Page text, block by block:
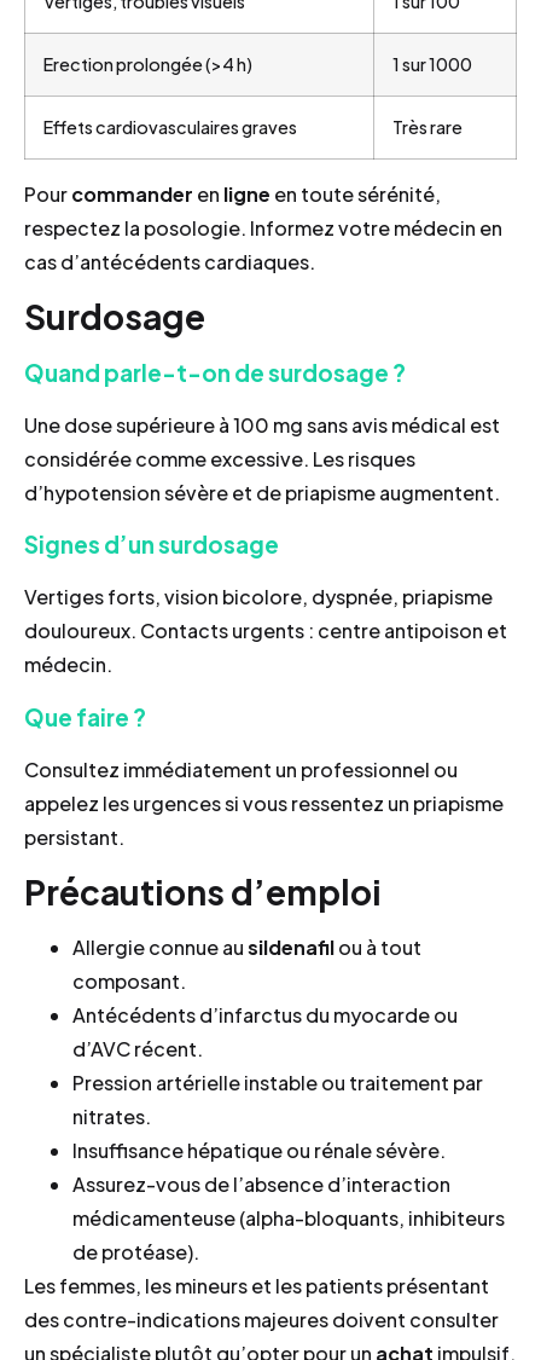
Erection prolongée (>4 h) 1 sur 1000
Effets cardiovasculaires graves Très rare
Pourcommander en ligne en toute sérénité,
respectez la posologie. Informez votre médecin en
cas d’antécédents cardiaques.
Surdosage
Quand parle-t-on de surdosage ?
Une dose supérieure à 100 mg sans avis médical est
considérée comme excessive. Les risques
d’hypotension sévère et de priapisme augmentent.
Signes d’un surdosage
Vertiges forts, vision bicolore, dyspnée, priapisme
douloureux. Contacts urgents : centre antipoison et
médecin.
Que faire ?
Consultez immédiatement un professionnel ou
appelez les urgences si vous ressentez un priapisme
persistant.
Précautions d’emploi
Allergie connue ausildenafilou à tout
composant.
Antécédents d’infarctus du myocarde ou
d’AVC récent.
Pression artérielle instable ou traitement par
nitrates.
Insuffisance hépatique ou rénale sévère.
Assurez-vous de l’absence d’interaction
médicamenteuse (alpha-bloquants, inhibiteurs
de protéase).
Les femmes, les mineurs et les patients présentant
des contre-indications majeures doivent consulter
un spécialiste plutôt qu’opter pour un achat impulsif.